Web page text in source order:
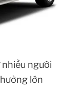
người
lớn